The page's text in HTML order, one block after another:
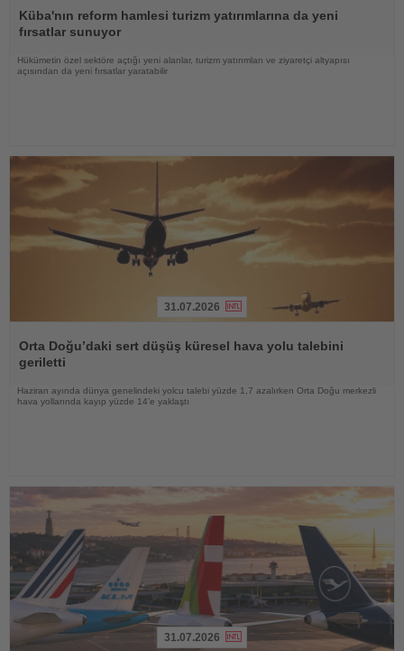
Oku
Küba'nın reform hamlesi turizm yatırımlarına da yeni
fırsatlar sunuyor
Hükümetin özel sektöre açtığı yeni alanlar, turizm yatırımları ve ziyaretçi altyapısı
açısından da yeni fırsatlar yaratabilir
Oku
31.07.2026
Orta Doğu’daki sert düşüş küresel hava yolu talebini
geriletti
Haziran ayında dünya genelindeki yolcu talebi yüzde 1,7 azalırken Orta Doğu merkezli
hava yollarında kayıp yüzde 14’e yaklaştı
31.07.2026